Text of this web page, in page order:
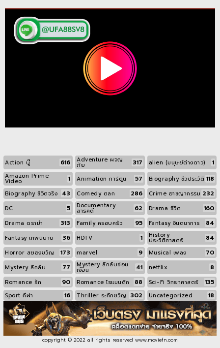
Action บู๊ 616 Adventure ผจญ
ภัย 317 alien (มนุษย์ต่างดาว) 1
Amazon Prime
Video 1 Animation การ์ตูน 57 Biography ชีวประวัติ 118
Biography ชีวิตจริง 43 Comedy ตลก 286 Crime อาชญากรรม 232
DC 5 Documentary
สารคดี 62 Drama ชีวิต 160
Drama ดราม่า 313 Family ครอบครัว 95 Fantasy จินตนาการ 84
Fantasy เทพนิยาย 36 HDTV 1 History
ประวัติศาสตร์ 84
Horror สยองขวัญ 173 marvel 9 Musical เพลง 70
Mystery ลึกลับ 77 Mystery ลึกลับซ่อน
เงื่อน 41 netflix 8
Romance รัก 90 Romance โรแมนติก 88 Sci-Fi วิทยาศาสตร์ 135
Sport กีฬา 16 Thriller ระทึกขวัญ 302 Uncategorized 18
copyright © 2022 all rights reserved www.moviefn.com